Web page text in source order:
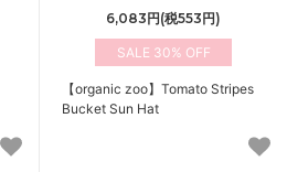
6,083円(税553円)
30%
【organic zoo】Tomato Stripes
Bucket Sun Hat